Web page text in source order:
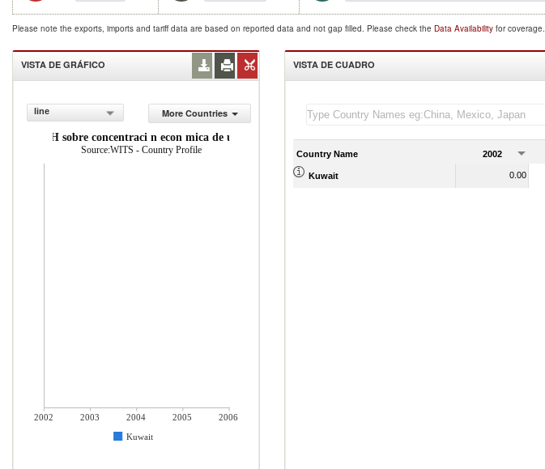
Please note the exports, imports and tariff data are based on reported data and not gap filled. Please check the Data Availability for coverage.
VISTA DE GRÁFICO
line
More Countries
de HH sobre concentraci n econ mica de un mercado
Source:WITS - Country Profile
2002 2003 2004 2005
2006
Kuwait
VISTA DE CUADRO
Country Name 2002
Kuwait 0.00